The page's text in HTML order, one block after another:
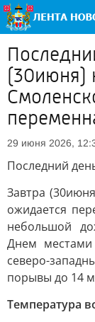
(30июня)
29 июня 2026,
Последний
Завтра
ожидается
небольшой
Днем местами
северо-
порывы до 14
Температура